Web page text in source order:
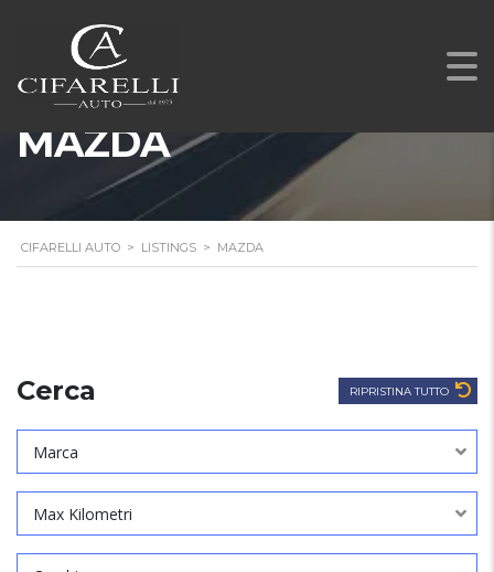
MAZDA
CIFARELLI AUTO > LISTINGS > MAZDA
Cerca RIPRISTINA TUTTO
Marca
Max Kilometri